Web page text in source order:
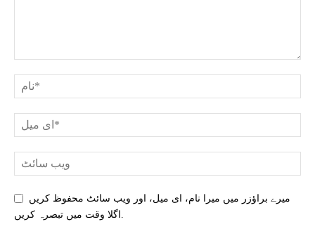
میرے براؤزر میں میرا نام، ای میل، اور ویب سائٹ محفوظ کریں